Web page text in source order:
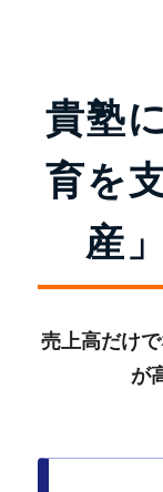
貴塾
育を
産
売上高だけ
が